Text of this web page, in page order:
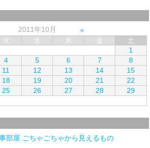
2011年10月
火 水 木 金
土
1
4 5 6 7
8
11 12 13 14
15
18 19 20 21
22
25 26 27 28
29
部屋 ごちゃごちゃから見えるもの